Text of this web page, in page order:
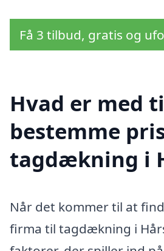
Få 3 tilbud, gratis og
Hvad er med
bestemme
tagdækning i
Når det kommer til at
firma til tagdækning i